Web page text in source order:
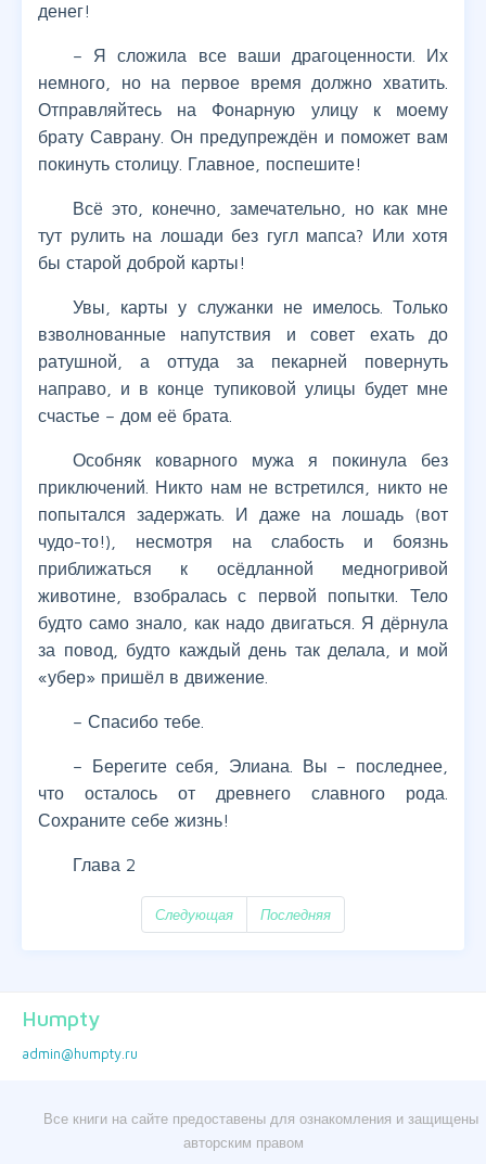
денег!
– Я сложила все ваши драгоценности. Их
немного, но на первое время должно хватить.
Отправляйтесь на Фонарную улицу к моему
брату Саврану. Он предупреждён и поможет вам
покинуть столицу. Главное, поспешите!
Всё это, конечно, замечательно, но как мне
тут рулить на лошади без гугл мапса? Или хотя
бы старой доброй карты!
Увы, карты у служанки не имелось. Только
взволнованные напутствия и совет ехать до
ратушной, а оттуда за пекарней повернуть
направо, и в конце тупиковой улицы будет мне
счастье – дом её брата.
Особняк коварного мужа я покинула без
приключений. Никто нам не встретился, никто не
попытался задержать. И даже на лошадь (вот
чудо-то!), несмотря на слабость и боязнь
приближаться к осёдланной медногривой
животине, взобралась с первой попытки. Тело
будто само знало, как надо двигаться. Я дёрнула
за повод, будто каждый день так делала, и мой
«убер» пришёл в движение.
– Спасибо тебе.
– Берегите себя, Элиана. Вы – последнее,
что осталось от древнего славного рода.
Сохраните себе жизнь!
Глава 2
Следующая Последняя
Humpty
admin@humpty.ru
Все книги на сайте предоставены для ознакомления и защищены
авторским правом